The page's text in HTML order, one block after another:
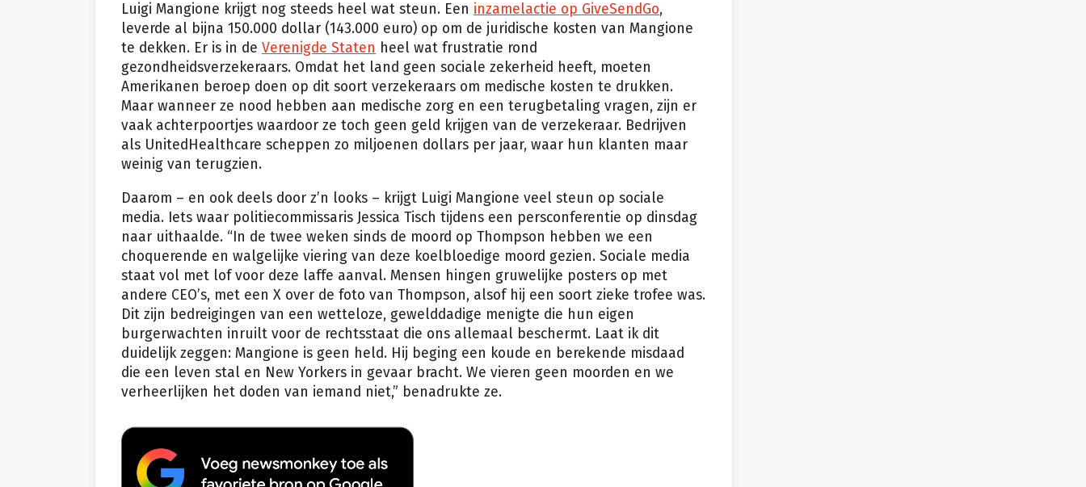
Luigi Mangione krijgt nog steeds heel wat steun. Een inzamelactie op GiveSendGo,
leverde al bijna 150.000 dollar (143.000 euro) op om de juridische kosten van Mangione
te dekken. Er is in de Verenigde Staten heel wat frustratie rond
gezondheidsverzekeraars. Omdat het land geen sociale zekerheid heeft, moeten
Amerikanen beroep doen op dit soort verzekeraars om medische kosten te drukken.
Maar wanneer ze nood hebben aan medische zorg en een terugbetaling vragen, zijn er
vaak achterpoortjes waardoor ze toch geen geld krijgen van de verzekeraar. Bedrijven
als UnitedHealthcare scheppen zo miljoenen dollars per jaar, waar hun klanten maar
weinig van terugzien.
Daarom – en ook deels door z’n looks – krijgt Luigi Mangione veel steun op sociale
media. Iets waar politiecommissaris Jessica Tisch tijdens een persconferentie op dinsdag
naar uithaalde. “In de twee weken sinds de moord op Thompson hebben we een
choquerende en walgelijke viering van deze koelbloedige moord gezien. Sociale media
staat vol met lof voor deze laffe aanval. Mensen hingen gruwelijke posters op met
andere CEO’s, met een X over de foto van Thompson, alsof hij een soort zieke trofee was.
Dit zijn bedreigingen van een wetteloze, gewelddadige menigte die hun eigen
burgerwachten inruilt voor de rechtsstaat die ons allemaal beschermt. Laat ik dit
duidelijk zeggen: Mangione is geen held. Hij beging een koude en berekende misdaad
die een leven stal en New Yorkers in gevaar bracht. We vieren geen moorden en we
verheerlijken het doden van iemand niet,” benadrukte ze.